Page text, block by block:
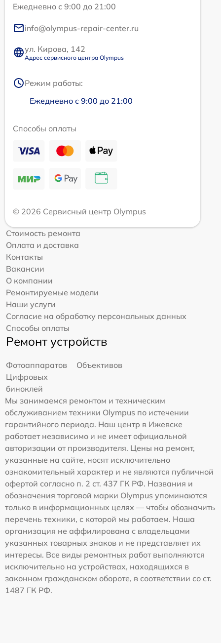
Ежедневно с 9:00 до 21:00
info@olympus-repair-center.ru
ул. Кирова, 142
Адрес сервисного центра Olympus
Режим работы:
Ежедневно с 9:00 до 21:00
Способы оплаты
© 2026 Сервисный центр Olympus
Стоимость ремонта
Оплата и доставка
Контакты
Вакансии
О компании
Ремонтируемые модели
Наши услуги
Согласие на обработку персональных данных
Способы оплаты
Ремонт устройств
Фотоаппаратов
Объективов
Цифровых
биноклей
Мы занимаемся ремонтом и техническим
обслуживанием техники Olympus по истечении
гарантийного периода. Наш центр в Ижевске
работает независимо и не имеет официальной
авторизации от производителя. Цены на ремонт,
указанные на сайте, носят исключительно
ознакомительный характер и не являются публичной
офертой согласно п. 2 ст. 437 ГК РФ. Названия и
обозначения торговой марки Olympus упоминаются
только в информационных целях — чтобы обозначить
перечень техники, с которой мы работаем. Наша
организация не аффилирована с владельцами
указанных товарных знаков и не представляет их
интересы. Все виды ремонтных работ выполняются
исключительно на устройствах, находящихся в
законном гражданском обороте, в соответствии со ст.
1487 ГК РФ.